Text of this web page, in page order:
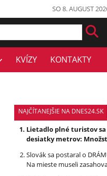
SO 8. AUGUST
KVÍZY KONTAKTY
NAJČÍTANEJŠIE NA DNES24.SK
Lietadlo plné turistov sa
desiatky metrov:
Slovák sa postaral o
Na mieste museli